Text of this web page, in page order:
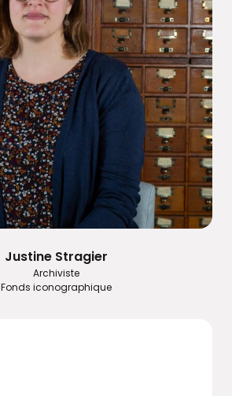
Justine Stragier
Archiviste
Fonds iconographique